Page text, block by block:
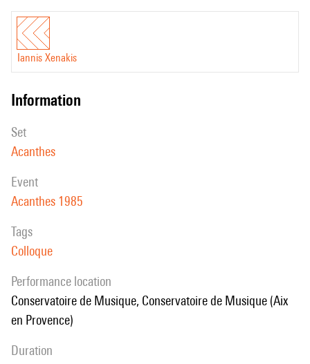
Iannis Xenakis
information
set
Acanthes
event
Acanthes 1985
Tags
Colloque
performance location
Conservatoire de Musique, Conservatoire de Musique (Aix
en Provence)
duration